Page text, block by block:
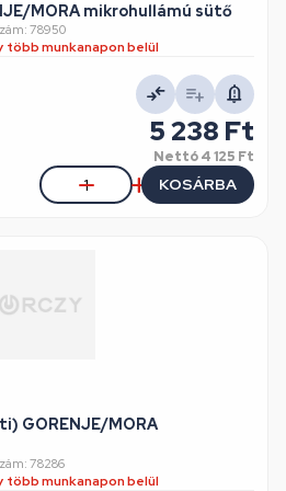
MORA mikrohullámú sütő
78950
több munkanapon belül
5 238 Ft
Nettó4 125 Ft
KOSÁRBA
GORENJE/MORA
78286
több munkanapon belül